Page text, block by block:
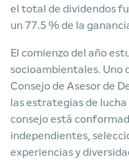
el total de dividendos
un 77.5 % de la
El comienzo del año
socioambientales. Uno
Consejo de Asesor de
las estrategias de
consejo está
independientes,
experiencias y